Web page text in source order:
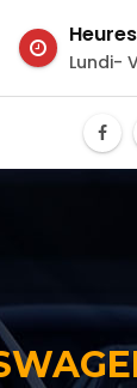
Lundi-